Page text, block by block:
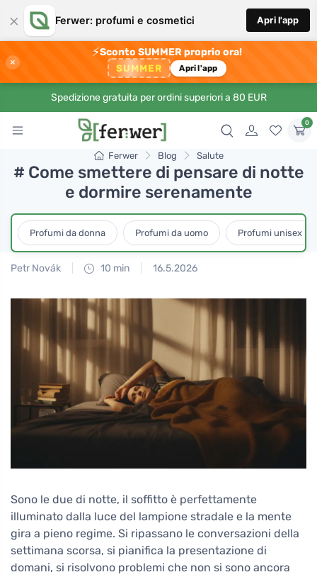
× Ferwer: profumi e cosmetici Apri l'app
×
⚡Sconto SUMMER proprio ora!
SUMMER Apri l'app
Spedizione gratuita per ordini superiori a 80 EUR
0
Ferwer Blog Salute
# Come smettere di pensare di notte
e dormire serenamente
Profumi da donna Profumi da uomo Profumi unisex
Petr Novák 10 min 16.5.2026
Sono le due di notte, il soffitto è perfettamente
illuminato dalla luce del lampione stradale e la mente
gira a pieno regime. Si ripassano le conversazioni della
settimana scorsa, si pianifica la presentazione di
domani, si risolvono problemi che non si sono ancora